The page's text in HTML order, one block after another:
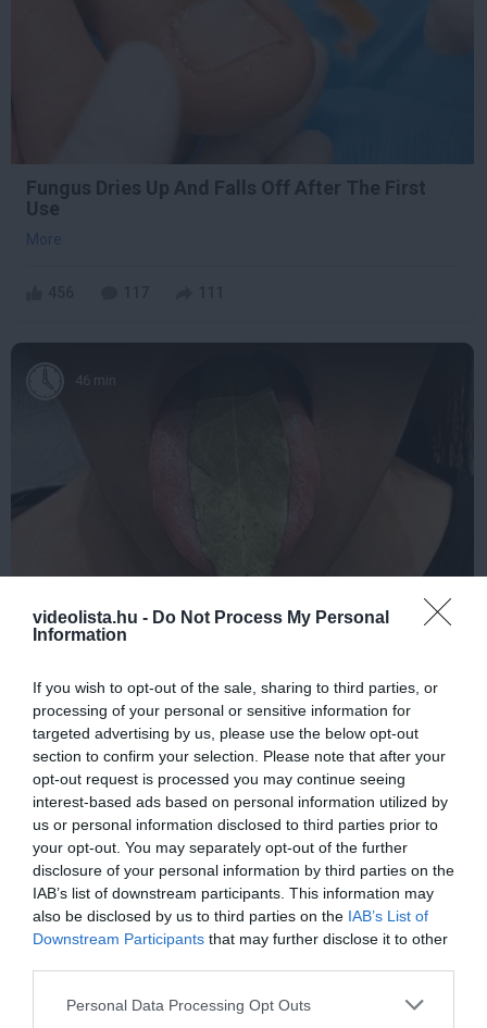
videolista.hu - Do Not Process My Personal
Information
If you wish to opt-out of the sale, sharing to third parties, or
processing of your personal or sensitive information for
targeted advertising by us, please use the below opt-out
section to confirm your selection. Please note that after your
opt-out request is processed you may continue seeing
interest-based ads based on personal information utilized by
us or personal information disclosed to third parties prior to
your opt-out. You may separately opt-out of the further
disclosure of your personal information by third parties on the
IAB’s list of downstream participants. This information may
also be disclosed by us to third parties on the IAB’s List of
Downstream Participants that may further disclose it to other
Please note that this website/app uses one or more Google
Personal Data Processing Opt Outs
Fungus Dries Up And Falls Off After The First
Use
More
46 min
This Simple Trick Removes All Parasites From
Your Body!
209 38 201
10 h 18 min